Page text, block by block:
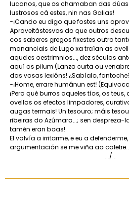
lucanos, que os chamaban das dúas
lustrosos cá estes, nin nas Galias!
-¡Cando eu digo que fostes uns
Aproveitástesvos do que outros
cos saberes gregos fixestes outro
mananciais de Lugo xa traían as
aqueles oestrimnios..., dez séculos
aquí os pilum (Lanza curta ou
das vosas lexións! ¿Sabíalo,
-¡Home, errare humánun est!
¡Pero qué burros aqueles tíos, os
ovellas os efectos limpadores,
augas termais! Un tesouro; máis
ribeiras do Azúmara...; sen despreza-
tamén eran boas!
El volvía a irritarme, e eu a
argumentación se me viña ao
.../...